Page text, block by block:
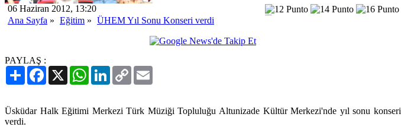
06 Haziran 2012, 13:20
Ana Sayfa » Eğitim » ÜHEM Yıl Sonu Konseri verdi
PAYLAŞ :
PaylaşFacebook
X WhatsAppLinkedIn
Copy
Link
Üsküdar Halk Eğitimi Merkezi Türk Müziği Topluluğu Altunizade Kültür Merkezi'nde yıl sonu konseri
verdi.